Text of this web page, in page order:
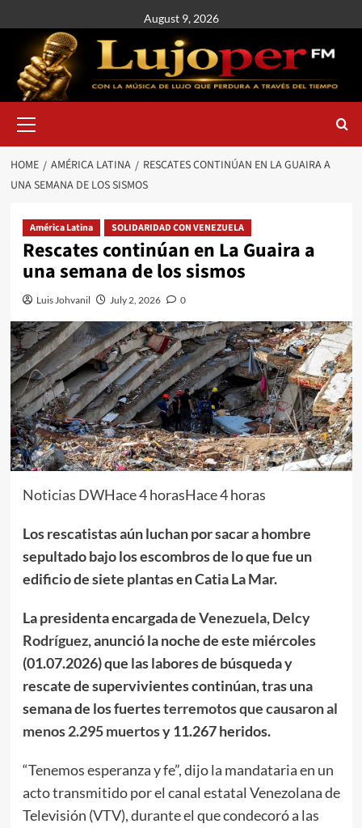
August 9, 2026
HOME AMÉRICA LATINA
RESCATES CONTINÚAN EN LA GUAIRA A
UNA SEMANA DE LOS SISMOS
América Latina SOLIDARIDAD CON VENEZUELA
Rescates continúan en La Guaira a
una semana de los sismos
Luis Johvanil July 2, 2026 0
Noticias DWHace 4 horasHace 4 horas
Los rescatistas aún luchan por sacar a hombre
sepultado bajo los escombros de lo que fue un
edificio de siete plantas en Catia La Mar.
La presidenta encargada deVenezuela,Delcy
Rodríguez, anunció la noche de este miércoles
(01.07.2026) que las labores de búsqueda y
rescate de supervivientes continúan, tras una
semana de los fuertesterremotos que causaron al
menos 2.295 muertosy 11.267 heridos.
“Tenemos esperanza y fe”, dijo la mandataria en un
acto transmitido por el canal estatal Venezolana de
Televisión (VTV), durante el que condecoró a las